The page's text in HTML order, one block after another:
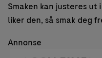
Smaken kan justeres
liker den, så smak deg
Annonse